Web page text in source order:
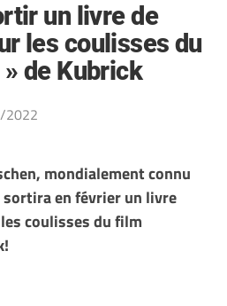
un livre de
les coulisses du
de Kubrick
2022
mondialement connu
en février un livre
coulisses du film